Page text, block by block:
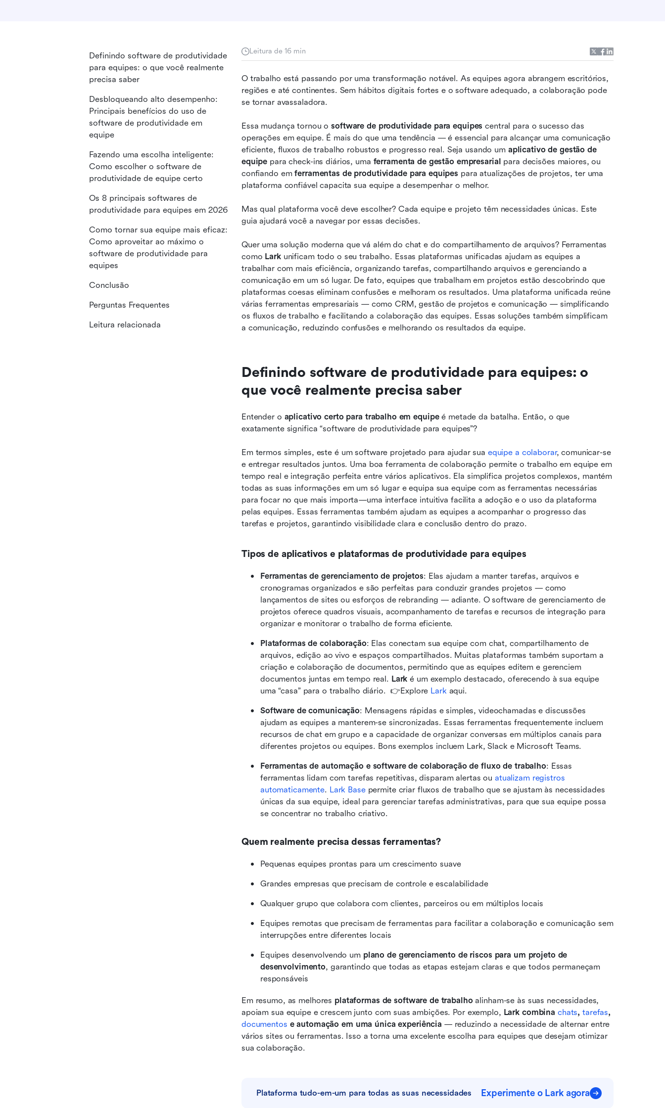
Leitura de 16 min
O trabalho está passando por uma transformação notável. As equipes agora abrangem escritórios,
regiões e até continentes. Sem hábitos digitais fortes e o software adequado, a colaboração pode
se tornar avassaladora.
Essa mudança tornou o software de produtividade para equipes central para o sucesso das
operações em equipe. É mais do que uma tendência — é essencial para alcançar uma comunicação
eficiente, fluxos de trabalho robustos e progresso real. Seja usando um aplicativo de gestão de
equipe para check-ins diários, uma ferramenta de gestão empresarial para decisões maiores, ou
confiando em ferramentas de produtividade para equipes para atualizações de projetos, ter uma
plataforma confiável capacita sua equipe a desempenhar o melhor.
Mas qual plataforma você deve escolher? Cada equipe e projeto têm necessidades únicas. Este
guia ajudará você a navegar por essas decisões.
Quer uma solução moderna que vá além do chat e do compartilhamento de arquivos? Ferramentas
como Lark unificam todo o seu trabalho. Essas plataformas unificadas ajudam as equipes a
trabalhar com mais eficiência, organizando tarefas, compartilhando arquivos e gerenciando a
comunicação em um só lugar. De fato, equipes que trabalham em projetos estão descobrindo que
plataformas coesas eliminam confusões e melhoram os resultados. Uma plataforma unificada reúne
várias ferramentas empresariais — como CRM, gestão de projetos e comunicação — simplificando
os fluxos de trabalho e facilitando a colaboração das equipes. Essas soluções também simplificam
a comunicação, reduzindo confusões e melhorando os resultados da equipe.
Definindo software de produtividade para equipes: o
que você realmente precisa saber
Entender o aplicativo certo para trabalho em equipe é metade da batalha. Então, o que
exatamente significa “software de produtividade para equipes”?
Em termos simples, este é um software projetado para ajudar sua equipe a colaborar, comunicar-se
e entregar resultados juntos. Uma boa ferramenta de colaboração permite o trabalho em equipe em
tempo real e integração perfeita entre vários aplicativos. Ela simplifica projetos complexos, mantém
todas as suas informações em um só lugar e equipa sua equipe com as ferramentas necessárias
para focar no que mais importa—uma interface intuitiva facilita a adoção e o uso da plataforma
pelas equipes. Essas ferramentas também ajudam as equipes a acompanhar o progresso das
tarefas e projetos, garantindo visibilidade clara e conclusão dentro do prazo.
Tipos de aplicativos e plataformas de produtividade para equipes
Ferramentas de gerenciamento de projetos: Elas ajudam a manter tarefas, arquivos e
cronogramas organizados e são perfeitas para conduzir grandes projetos — como
lançamentos de sites ou esforços de rebranding — adiante. O software de gerenciamento de
projetos oferece quadros visuais, acompanhamento de tarefas e recursos de integração para
organizar e monitorar o trabalho de forma eficiente.
Plataformas de colaboração: Elas conectam sua equipe com chat, compartilhamento de
arquivos, edição ao vivo e espaços compartilhados. Muitas plataformas também suportam a
criação e colaboração de documentos, permitindo que as equipes editem e gerenciem
documentos juntas em tempo real. Lark é um exemplo destacado, oferecendo à sua equipe
uma “casa” para o trabalho diário.  👉Explore Lark aqui.
Software de comunicação: Mensagens rápidas e simples, videochamadas e discussões
ajudam as equipes a manterem-se sincronizadas. Essas ferramentas frequentemente incluem
recursos de chat em grupo e a capacidade de organizar conversas em múltiplos canais para
diferentes projetos ou equipes. Bons exemplos incluem Lark, Slack e Microsoft Teams.
Ferramentas de automação e software de colaboração de fluxo de trabalho: Essas
ferramentas lidam com tarefas repetitivas, disparam alertas ou atualizam registros
automaticamente. Lark Base permite criar fluxos de trabalho que se ajustam às necessidades
únicas da sua equipe, ideal para gerenciar tarefas administrativas, para que sua equipe possa
se concentrar no trabalho criativo.
Quem realmente precisa dessas ferramentas?
Pequenas equipes prontas para um crescimento suave
Grandes empresas que precisam de controle e escalabilidade
Qualquer grupo que colabora com clientes, parceiros ou em múltiplos locais
Equipes remotas que precisam de ferramentas para facilitar a colaboração e comunicação sem
interrupções entre diferentes locais
Equipes desenvolvendo um plano de gerenciamento de riscos para um projeto de
desenvolvimento, garantindo que todas as etapas estejam claras e que todos permaneçam
responsáveis
Em resumo, as melhores plataformas de software de trabalho alinham-se às suas necessidades,
apoiam sua equipe e crescem junto com suas ambições. Por exemplo, Lark combina chats, tarefas,
documentos e automação em uma única experiência — reduzindo a necessidade de alternar entre
vários sites ou ferramentas. Isso a torna uma excelente escolha para equipes que desejam otimizar
sua colaboração.
Plataforma tudo-em-um para todas as suas necessidades Experimente o Lark agora
Definindo software de produtividade
para equipes: o que você realmente
precisa saber
Desbloqueando alto desempenho:
Principais benefícios do uso de
software de produtividade em
equipe
Fazendo uma escolha inteligente:
Como escolher o software de
produtividade de equipe certo
Os 8 principais softwares de
produtividade para equipes em 2026
Como tornar sua equipe mais eficaz:
Como aproveitar ao máximo o
software de produtividade para
equipes
Conclusão
Perguntas Frequentes
Leitura relacionada